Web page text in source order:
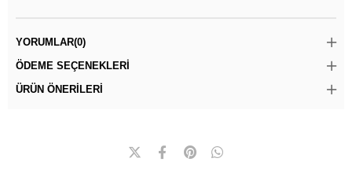
YORUMLAR(0)
ÖDEME SEÇENEKLERI
ÜRÜN ÖNERILERI